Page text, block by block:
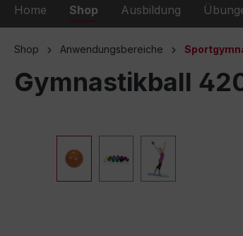
Home Shop Ausbildung
Shop Anwendungsbereiche
Gymnastikball